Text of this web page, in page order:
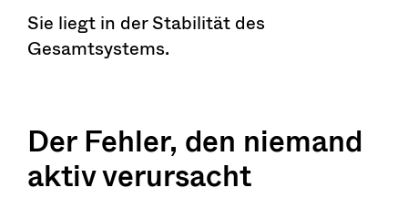
Sie liegt in der Stabilität des
Gesamtsystems.
Der Fehler, den niemand
aktiv verursacht